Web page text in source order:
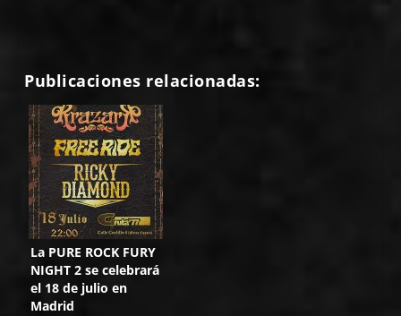
Publicaciones relacionadas:
La PURE ROCK FURY
NIGHT 2 se celebrará
el 18 de julio en
Madrid